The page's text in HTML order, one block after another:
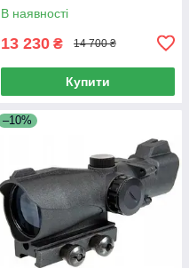
В наявності
13 230 ₴ 14 700 ₴
Купити
–10%